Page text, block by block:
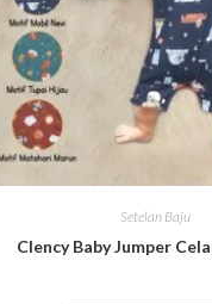
Setelan Baju
Clency Baby Jumper